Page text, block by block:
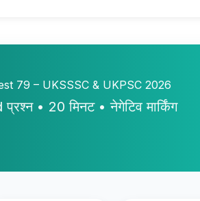
79 – UKSSSC & UKPSC 2026
• 20 मिनट • नेगेटिव मार्किंग